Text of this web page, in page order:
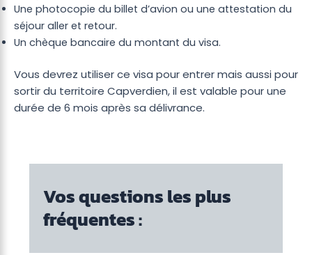
Une photocopie du billet d’avion ou une attestation du
séjour aller et retour.
Un chèque bancaire du montant du visa.
Vous devrez utiliser ce visa pour entrer mais aussi pour
sortir du territoire Capverdien, il est valable pour une
durée de 6 mois après sa délivrance.
Vos questions les plus
fréquentes :